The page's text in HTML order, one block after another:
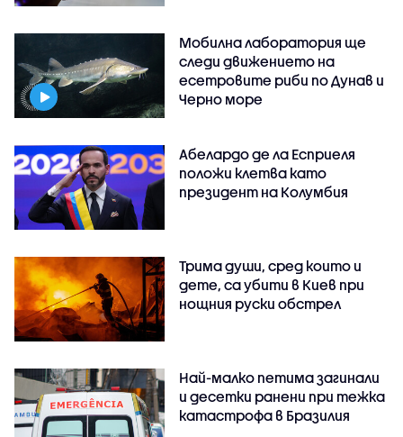
Мобилна лаборатория ще
следи движението на
есетровите риби по Дунав и
Черно море
Абелардо де ла Есприеля
положи клетва като
президент на Колумбия
Трима души, сред които и
дете, са убити в Киев при
нощния руски обстрел
Най-малко петима загинали
и десетки ранени при тежка
катастрофа в Бразилия